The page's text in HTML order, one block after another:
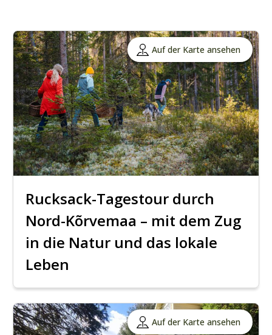
Auf der Karte ansehen
Rucksack-Tagestour durch
Nord-Kõrvemaa – mit dem Zug
in die Natur und das lokale
Leben
Auf der Karte ansehen